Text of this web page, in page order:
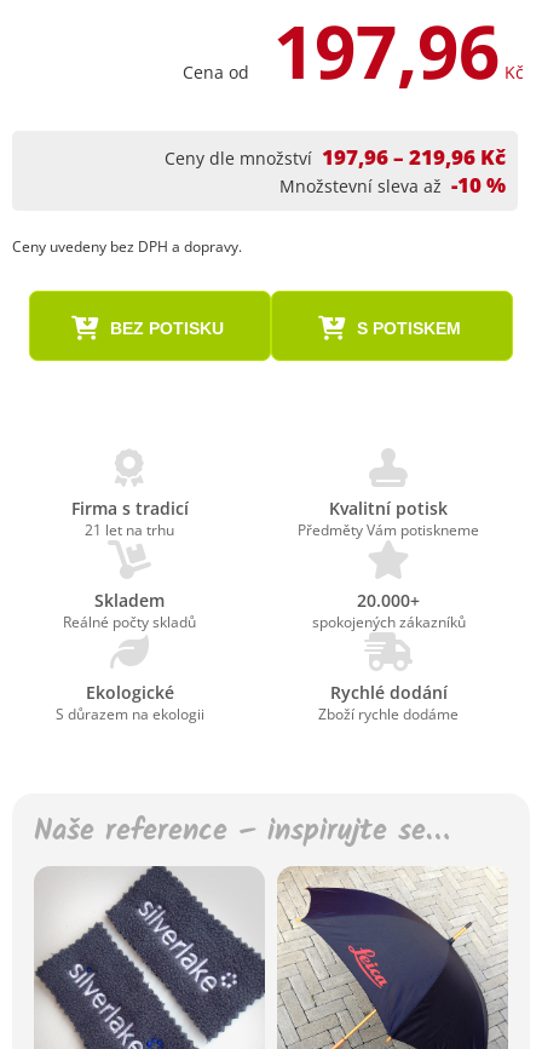
Cena od 197,96 Kč
Ceny dle množství 197,96 – 219,96 Kč
Množstevní sleva až -10 %
Ceny uvedeny bez DPH a dopravy.
BEZ POTISKU S POTISKEM
Firma s tradicí
21 let na trhu
Kvalitní potisk
Předměty Vám potiskneme
Skladem
Reálné počty skladů
20.000+
spokojených zákazníků
Ekologické
S důrazem na ekologii
Rychlé dodání
Zboží rychle dodáme
Naše reference – inspirujte se…